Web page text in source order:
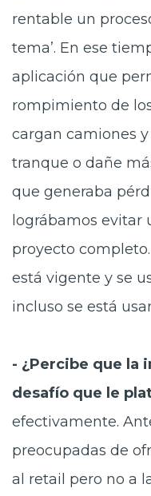
rentable un
tema’. En ese
aplicación que
rompimiento de
cargan camiones
tranque o dañe
que generaba
lográbamos evitar
proyecto
está vigente y se
incluso se está
- ¿Percibe que la
desafío que le
efectivamente.
preocupadas de
al retail pero no a